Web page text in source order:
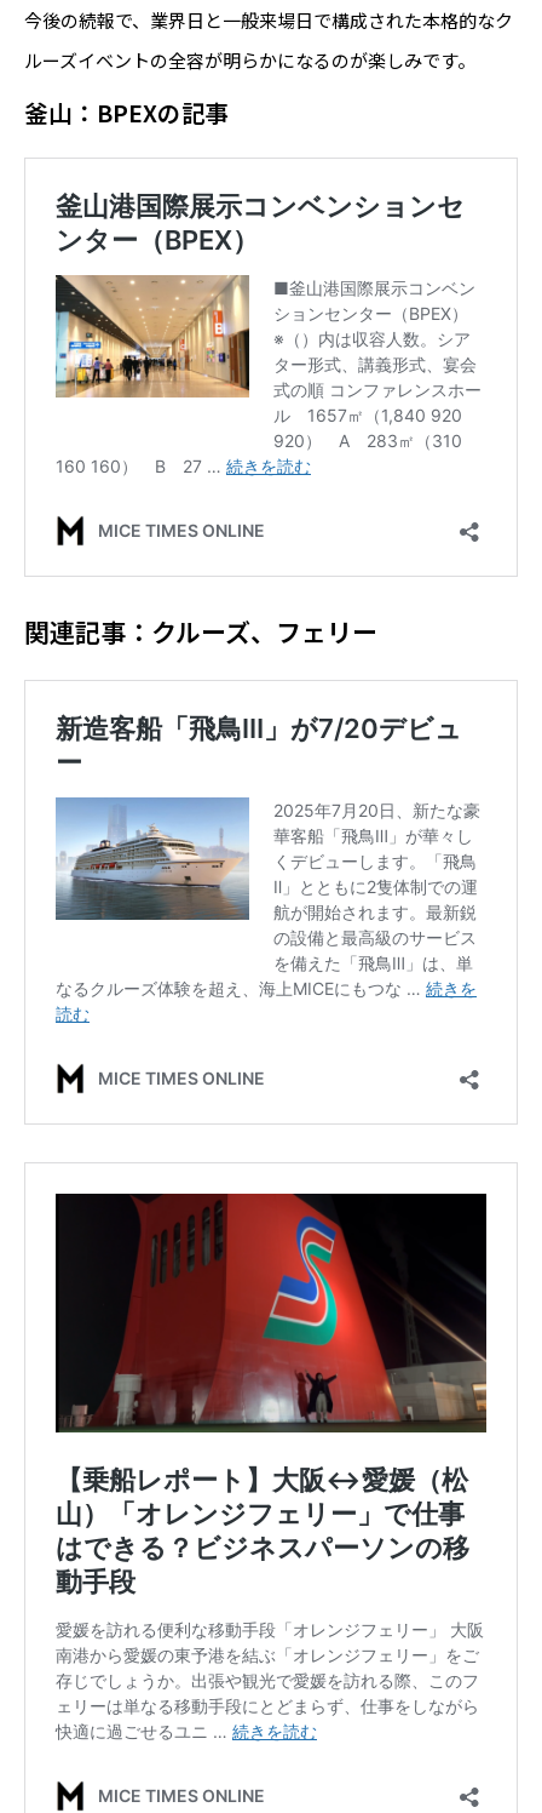
今後の続報で、業界日と一般来場日で構成された本格的なク
ルーズイベントの全容が明らかになるのが楽しみです。
釜山：BPEXの記事
関連記事：クルーズ、フェリー